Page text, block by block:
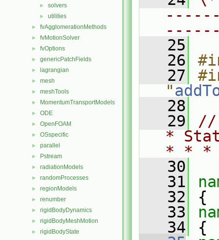
► solvers
► utilities
► fvAgglomerationMethods
► fvMotionSolver
► fvOptions
► genericPatchFields
► lagrangian
► mesh
► meshTools
► MomentumTransportModels
► ODE
► OpenFOAM
► OSspecific
► parallel
► Pstream
► radiationModels
► randomProcesses
► regionModels
► renumber
► rigidBodyDynamics
► rigidBodyMeshMotion
► rigidBodyState
   25
   26
   27
"
   28
   29
//
*
* *
   30
   31
   32
{
   33
   34
{